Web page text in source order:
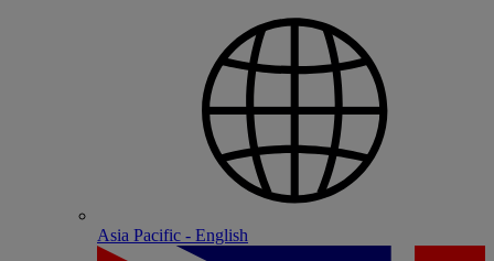
Asia Pacific - English